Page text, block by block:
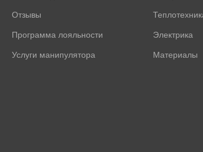
Отзывы
Программа лояльности
Услуги манипулятора
Электрика
Материалы